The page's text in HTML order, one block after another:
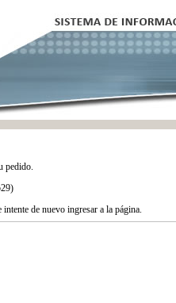
pedido.
de nuevo ingresar a la página.